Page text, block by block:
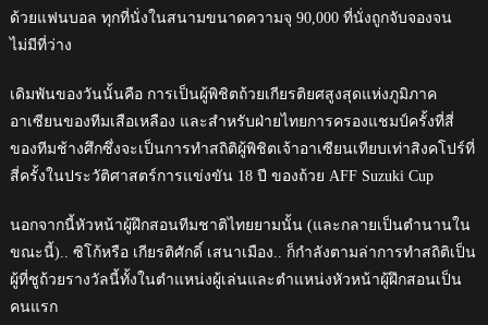
ด้วยแฟนบอล ทุกที่นั่งในสนามขนาดความจุ 90,000 ที่นั่งถูกจับจองจน
ไม่มีที่ว่าง
เดิมพันของวันนั้นคือ การเป็นผู้พิชิตถ้วยเกียรติยศสูงสุดแห่งภูมิภาค
อาเซียนของทีมเสือเหลือง และสำหรับฝ่ายไทยการครองแชมป์ครั้งที่สี่
ของทีมช้างศึกซึ่งจะเป็นการทำสถิติผู้พิชิตเจ้าอาเซียนเทียบเท่าสิงคโปร์ที่
สี่ครั้งในประวัติศาสตร์การแข่งขัน 18 ปี ของถ้วย AFF Suzuki Cup
นอกจากนี้หัวหน้าผู้ฝึกสอนทีมชาติไทยยามนั้น (และกลายเป็นตำนานใน
ขณะนี้).. ซิโก้หรือ เกียรติศักดิ์ เสนาเมือง.. ก็กำลังตามล่าการทำสถิติเป็น
ผู้ที่ชูถ้วยรางวัลนี้ทั้งในตำแหน่งผู้เล่นและตำแหน่งหัวหน้าผู้ฝึกสอนเป็น
คนแรก